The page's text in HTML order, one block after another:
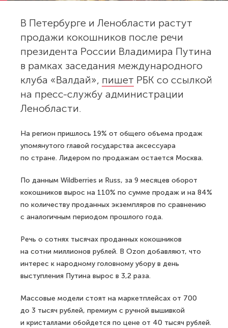
В Петербурге и Ленобласти растут
продажи кокошников после речи
президента России Владимира Путина
в рамках заседания международного
клуба «Валдай», пишет РБК со ссылкой
на пресс-службу администрации
Ленобласти.
На регион пришлось 19% от общего объема продаж
упомянутого главой государства аксессуара
по стране. Лидером по продажам остается Москва.
По данным Wildberries и Russ, за 9 месяцев оборот
кокошников вырос на 110% по сумме продаж и на 84%
по количеству проданных экземпляров по сравнению
с аналогичным периодом прошлого года.
Речь о сотнях тысячах проданных кокошников
на сотни миллионов рублей. В Ozon добавляют, что
интерес к народному головному убору в день
выступления Путина вырос в 3,2 раза.
Массовые модели стоят на маркетплейсах от 700
до 3 тысяч рублей, премиум с ручной вышивкой
и кристаллами обойдется по цене от 40 тысяч рублей.